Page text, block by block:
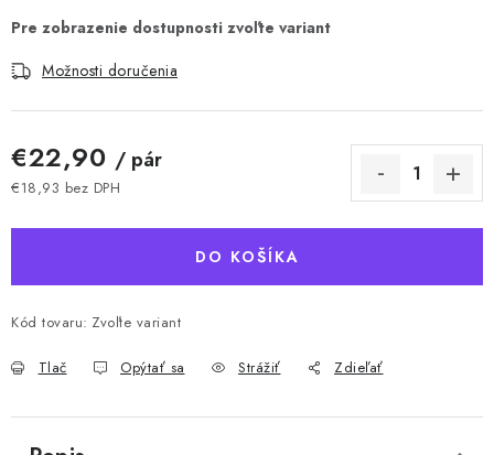
Možnosti doručenia
€22,90 / pár
€18,93 bez DPH
DO KOŠÍKA
Kód tovaru: Zvoľte variant
Tlač Opýtať sa Strážiť Zdieľať